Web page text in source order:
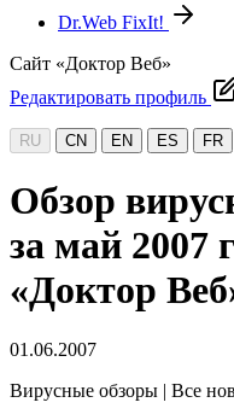
Dr.Web FixIt!
Сайт «Доктор Веб»
Редактировать профиль
RU CN EN ES FR
Обзор
за май 2007
«Доктор
01.06.2007
Вирусные обзоры | Все